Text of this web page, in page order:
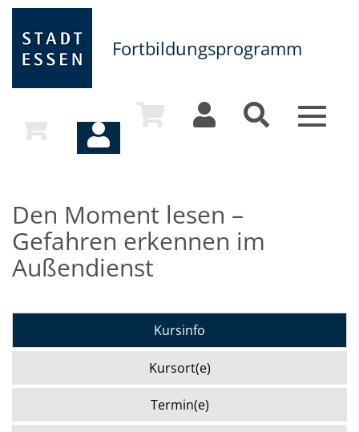
Fortbildungsprogramm
Toggle
Den Moment lesen –
Gefahren erkennen im
Außendienst
Kursinfo
Kursort(e)
Termin(e)